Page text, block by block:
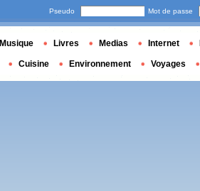
Pseudo Mot de passe
Musique Livres Medias Internet
Cuisine Environnement Voyages